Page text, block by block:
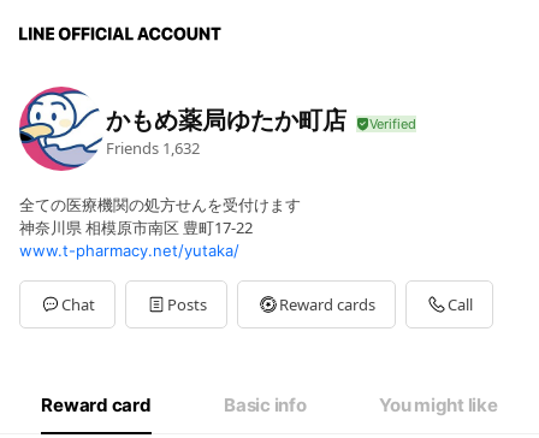
かもめ薬局ゆたか町店
Friends 1,632
全ての医療機関の処方せんを受付けます
神奈川県 相模原市南区 豊町17-22
www.t-pharmacy.net/yutaka/
Chat Posts Reward cards Call
Reward card Basic info You might like